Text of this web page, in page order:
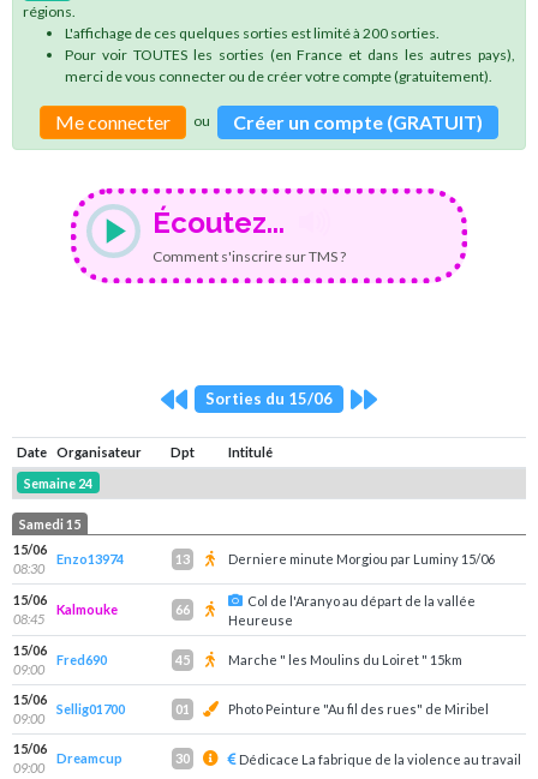
régions.
L'affichage de ces quelques sorties est limité à 200 sorties.
Pour voir TOUTES les sorties (en France et dans les autres pays),
merci de vous connecter ou de créer votre compte (gratuitement).
Me connecter ou Créer un compte (GRATUIT)
Écoutez...
Comment s'inscrire sur TMS ?
Sorties du 15/06
Date Organisateur Dpt
Intitulé
Semaine 24
Samedi 15
15/06
08:30
Enzo13974 13 Derniere minute Morgiou par Luminy 15/06
15/06
08:45
Kalmouke 66
Col de l'Aranyo au départ de la vallée
Heureuse
15/06
09:00
Fred690 45 Marche " les Moulins du Loiret " 15km
15/06
09:00
Sellig01700 01 Photo Peinture "Au fil des rues" de Miribel
15/06
09:00
Dreamcup 30 Dédicace La fabrique de la violence au travail